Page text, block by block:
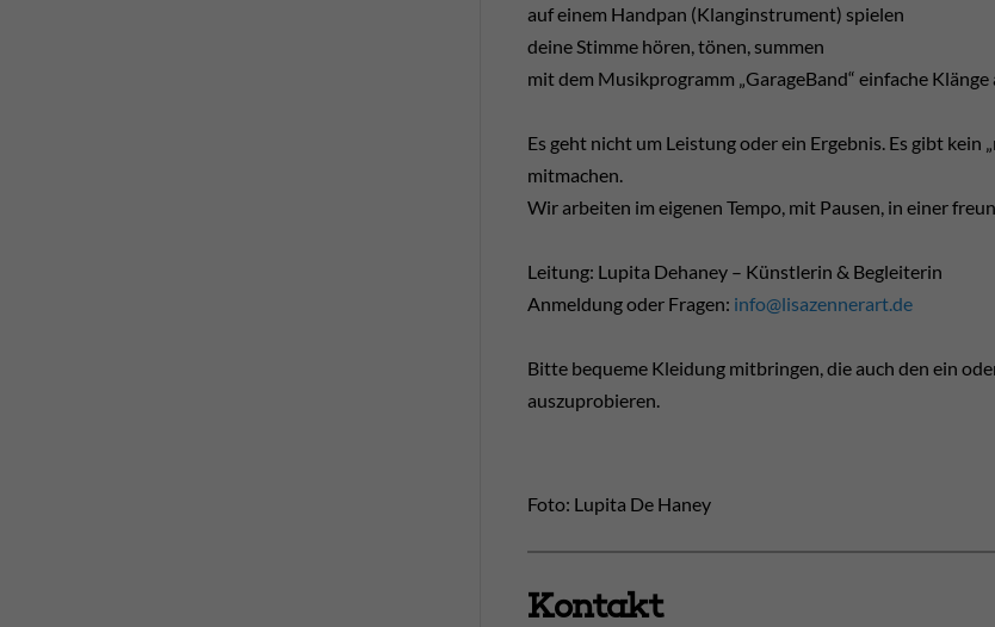
auf einem Handpan (Klanginstrument) spielen
deine Stimme hören, tönen, summen
mit dem Musikprogramm „GarageBand“ einfache Klänge
Es geht nicht um Leistung oder ein Ergebnis. Es gibt kein
mitmachen.
Wir arbeiten im eigenen Tempo, mit Pausen, in einer
Leitung: Lupita Dehaney – Künstlerin & Begleiterin
Anmeldung oder Fragen: info@lisazennerart.de
Bitte bequeme Kleidung mitbringen, die auch den ein
auszuprobieren.
Foto: Lupita De Haney
Kontakt